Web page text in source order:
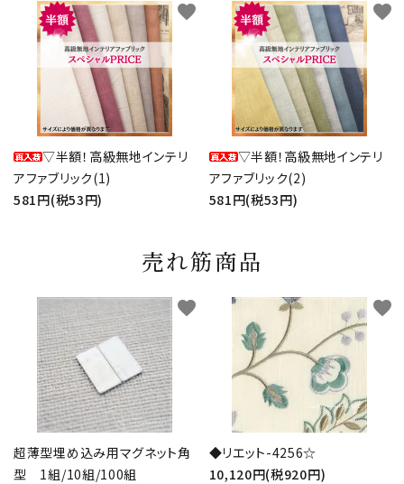
▽半額！高級無地インテリ
アファブリック(1)
581円(税53円)
favorite
▽半額！高級無地インテリ
アファブリック(2)
581円(税53円)
favorite
売れ筋商品
超薄型埋め込み用マグネット角
型 1組/10組/100組
favorite
◆リエット-4256☆
10,120円(税920円)
favorite